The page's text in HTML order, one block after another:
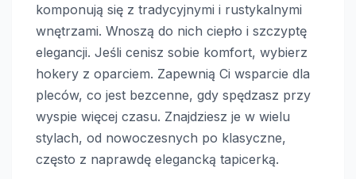
komponują się z tradycyjnymi i rustykalnymi
wnętrzami. Wnoszą do nich ciepło i szczyptę
elegancji. Jeśli cenisz sobie komfort, wybierz
hokery z oparciem. Zapewnią Ci wsparcie dla
pleców, co jest bezcenne, gdy spędzasz przy
wyspie więcej czasu. Znajdziesz je w wielu
stylach, od nowoczesnych po klasyczne,
często z naprawdę elegancką tapicerką.